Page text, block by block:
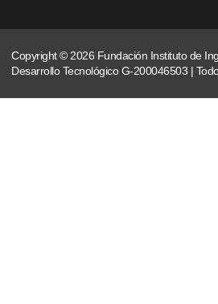
Copyright © 2026 Fundación Instituto de
Desarrollo Tecnológico G-200046503 |